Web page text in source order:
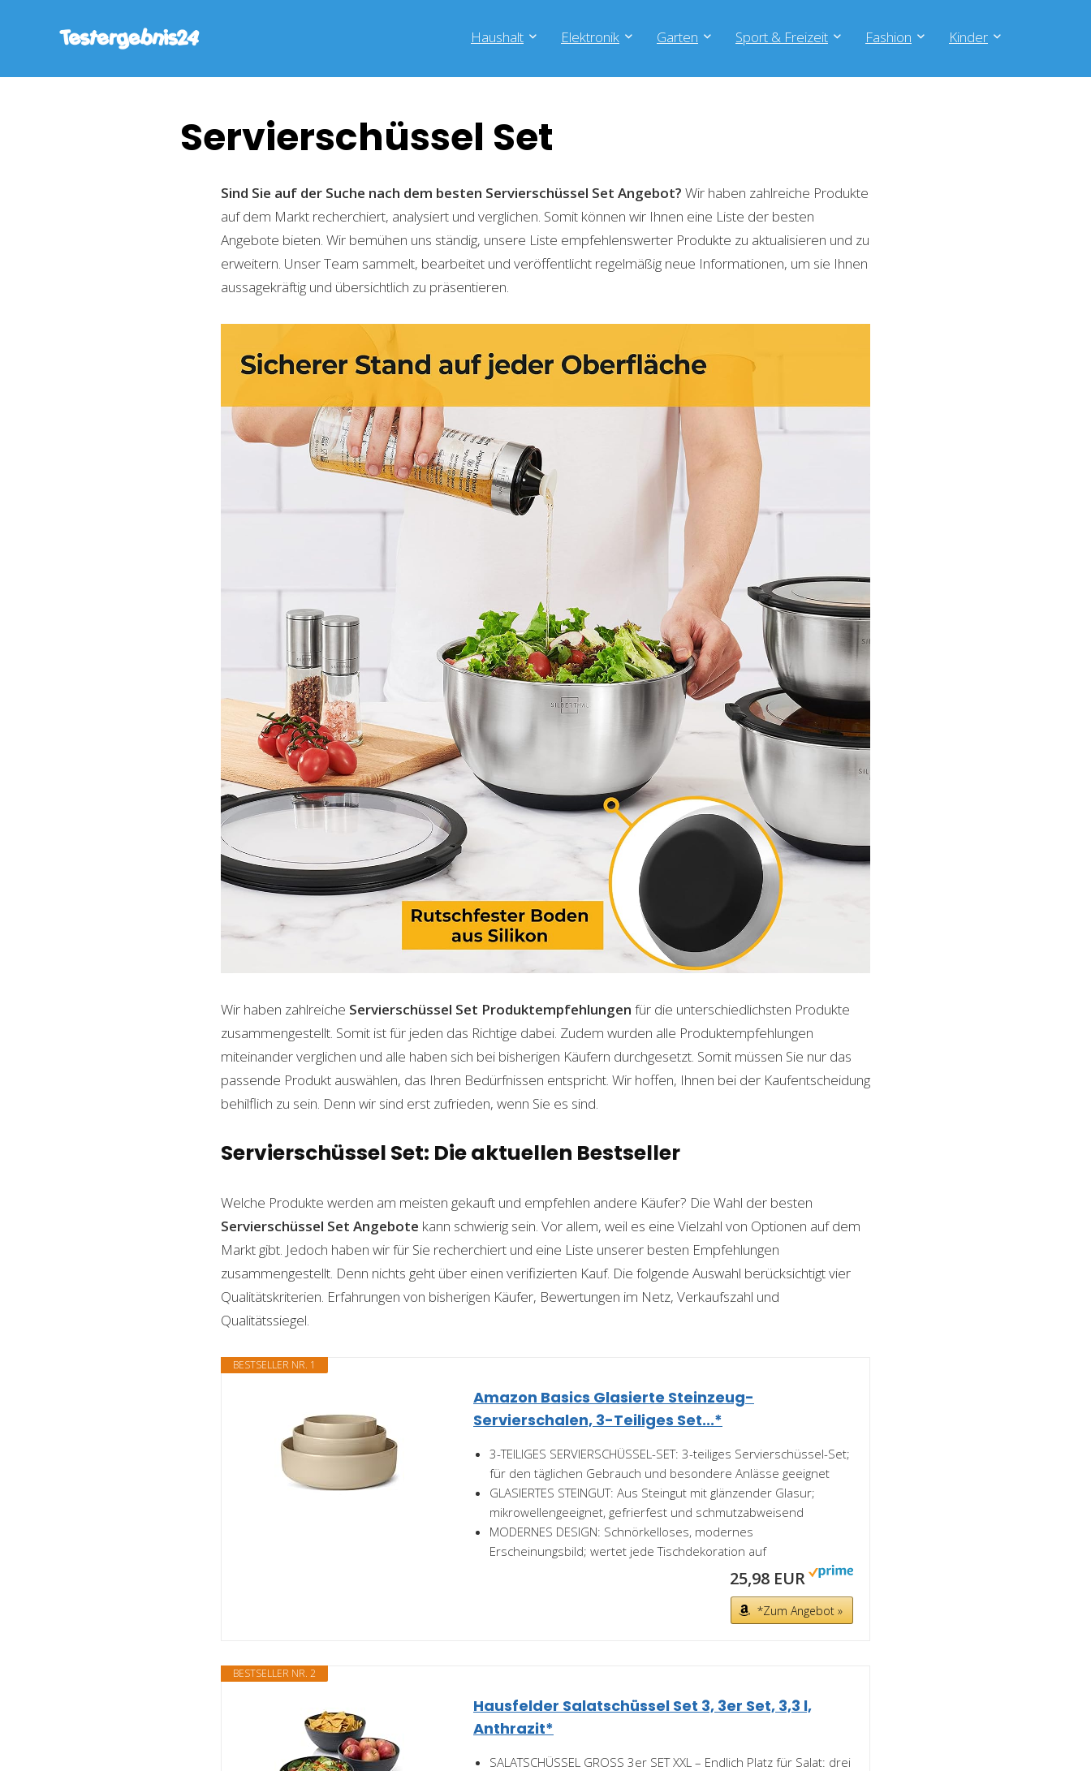
Haushalt Elektronik Garten Sport & Freizeit Fashion Kinder
Servierschüssel Set
Sind Sie auf der Suche nach dem besten Servierschüssel Set Angebot? Wir haben zahlreiche Produkte
auf dem Markt recherchiert, analysiert und verglichen. Somit können wir Ihnen eine Liste der besten
Angebote bieten. Wir bemühen uns ständig, unsere Liste empfehlenswerter Produkte zu aktualisieren und zu
erweitern. Unser Team sammelt, bearbeitet und veröffentlicht regelmäßig neue Informationen, um sie Ihnen
aussagekräftig und übersichtlich zu präsentieren.
Wir haben zahlreiche Servierschüssel Set Produktempfehlungen für die unterschiedlichsten Produkte
zusammengestellt. Somit ist für jeden das Richtige dabei. Zudem wurden alle Produktempfehlungen
miteinander verglichen und alle haben sich bei bisherigen Käufern durchgesetzt. Somit müssen Sie nur das
passende Produkt auswählen, das Ihren Bedürfnissen entspricht. Wir hoffen, Ihnen bei der Kaufentscheidung
behilflich zu sein. Denn wir sind erst zufrieden, wenn Sie es sind.
Servierschüssel Set: Die aktuellen Bestseller
Welche Produkte werden am meisten gekauft und empfehlen andere Käufer? Die Wahl der besten
Servierschüssel Set Angebote kann schwierig sein. Vor allem, weil es eine Vielzahl von Optionen auf dem
Markt gibt. Jedoch haben wir für Sie recherchiert und eine Liste unserer besten Empfehlungen
zusammengestellt. Denn nichts geht über einen verifizierten Kauf. Die folgende Auswahl berücksichtigt vier
Qualitätskriterien. Erfahrungen von bisherigen Käufer, Bewertungen im Netz, Verkaufszahl und
Qualitätssiegel.
BESTSELLER NR. 1
Amazon Basics Glasierte Steinzeug-
Servierschalen, 3-Teiliges Set...*
3-TEILIGES SERVIERSCHÜSSEL-SET: 3-teiliges Servierschüssel-Set;
für den täglichen Gebrauch und besondere Anlässe geeignet
GLASIERTES STEINGUT: Aus Steingut mit glänzender Glasur;
mikrowellengeeignet, gefrierfest und schmutzabweisend
MODERNES DESIGN: Schnörkelloses, modernes
Erscheinungsbild; wertet jede Tischdekoration auf
25,98 EUR
*Zum Angebot »
BESTSELLER NR. 2
Hausfelder Salatschüssel Set 3, 3er Set, 3,3 l,
Anthrazit*
SALATSCHÜSSEL GROSS 3er SET XXL – Endlich Platz für Salat: drei